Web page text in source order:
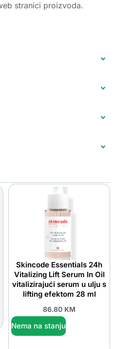
stranici proizvoda.
Skincode Essentials 24h
Vitalizing Lift Serum In Oil
vitalizirajući serum u ulju s
lifting efektom 28 ml
86.80 KM
Nema na stanju